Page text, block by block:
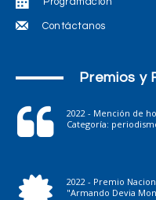
Contáctanos
Premios y
2022 - Mención de
Categoría:
2022 - Premio
"Armando Devia